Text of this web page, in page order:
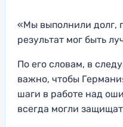
«Мы выполнили долг,
результат мог быть
По его словам, в
важно, чтобы
шаги в работе над
всегда могли